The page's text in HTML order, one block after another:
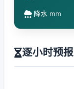
降水 mm
逐小时预报